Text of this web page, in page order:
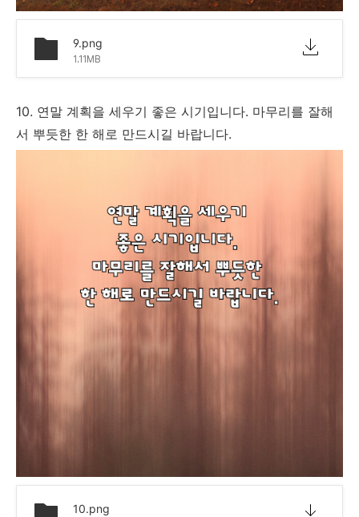
9.png
1.11MB
10. 연말 계획을 세우기 좋은 시기입니다. 마무리를 잘해
서 뿌듯한 한 해로 만드시길 바랍니다.
10.png